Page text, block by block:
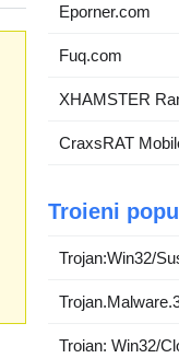
Eporner.com
Fuq.com
XHAMSTER
CraxsRAT
Troieni
Trojan:Win32/
Troian: Win32/